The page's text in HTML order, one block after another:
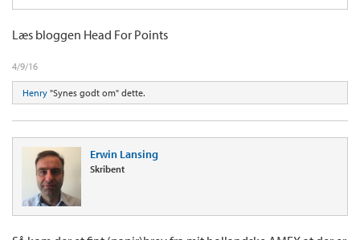
Læs bloggen Head For Points
4/9/16
Henry "Synes godt om" dette.
Erwin Lansing
Skribent